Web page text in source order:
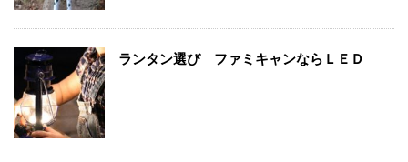
ランタン選び ファミキャンならＬＥＤ